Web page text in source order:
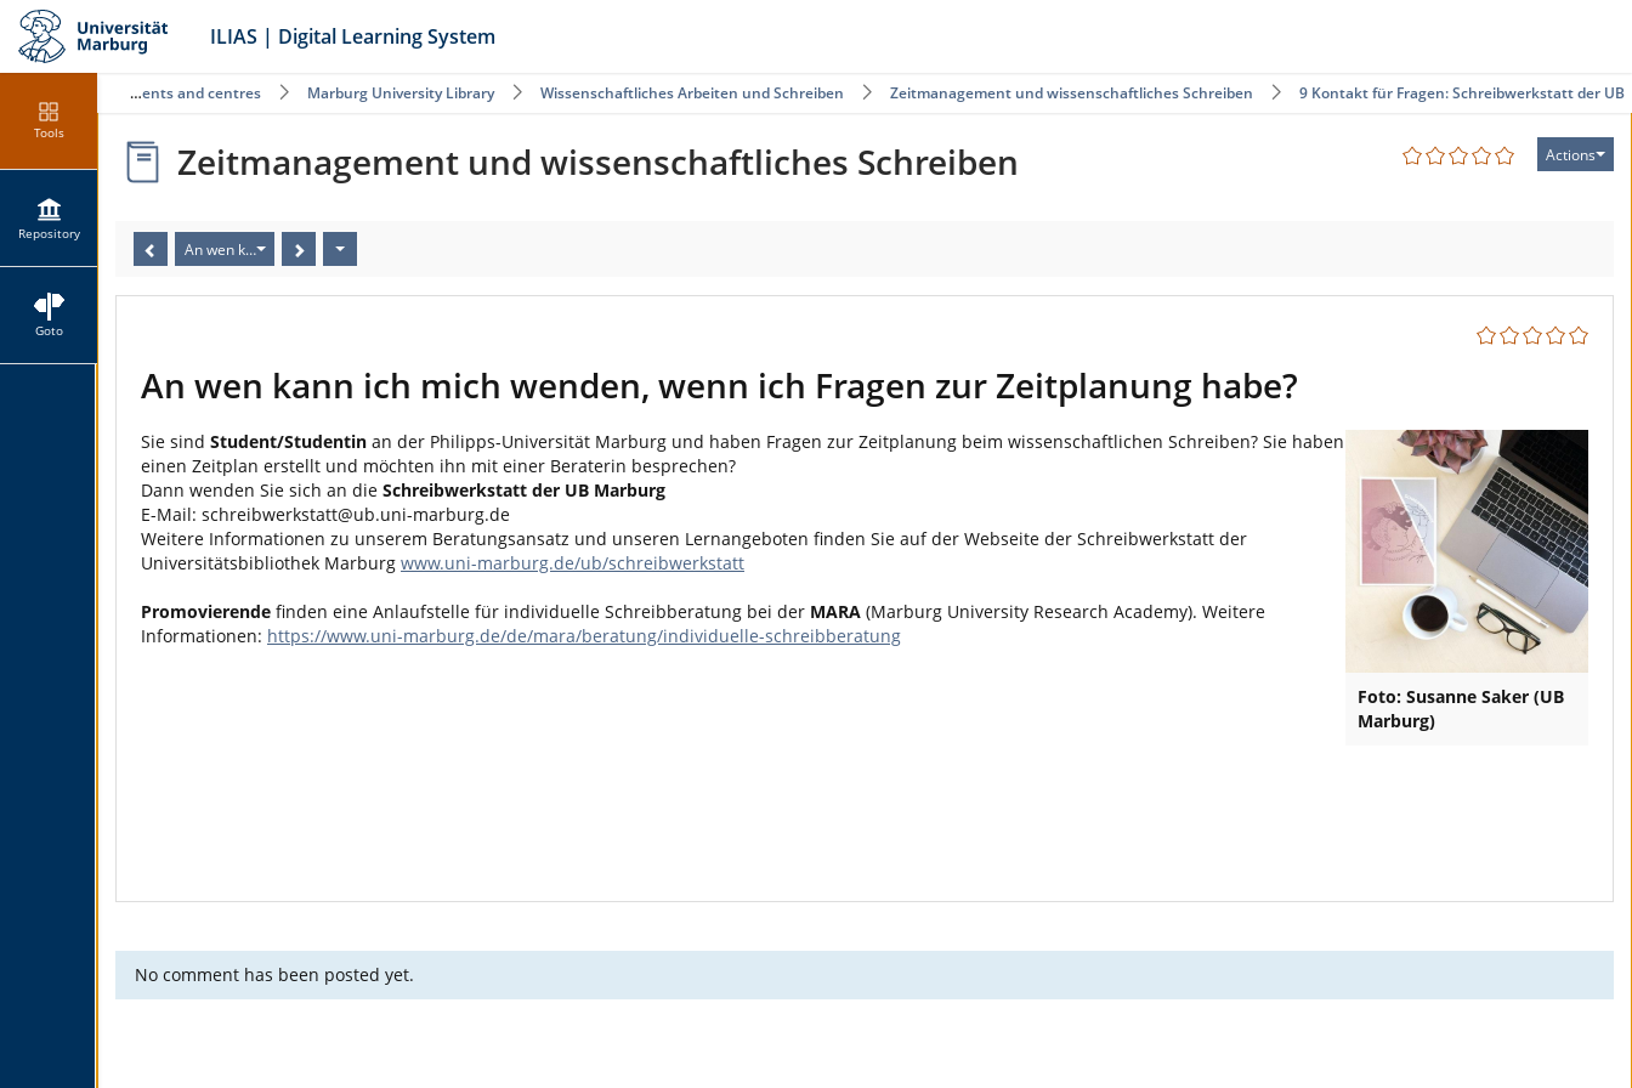
ILIAS | Digital Learning System
Tools
Repository
Goto
Public offerings of the departments and centres Marburg University Library Wissenschaftliches Arbeiten und Schreiben Zeitmanagement und wissenschaftliches Schreiben 9 Kontakt für Fragen: Schreibwerkstatt der UB
Actions
Zeitmanagement und wissenschaftliches Schreiben
An wen kann ich mich wenden, wenn ich Fragen zur Zeitplanung habe?
An wen kann ich mich wenden, wenn ich Fragen zur Zeitplanung habe?
Foto: Susanne Saker (UB
Marburg)
Sie sind Student/Studentin an der Philipps-Universität Marburg und haben Fragen zur Zeitplanung beim wissenschaftlichen Schreiben? Sie haben
einen Zeitplan erstellt und möchten ihn mit einer Beraterin besprechen?
Dann wenden Sie sich an die Schreibwerkstatt der UB Marburg
E-Mail: schreibwerkstatt@ub.uni-marburg.de
Weitere Informationen zu unserem Beratungsansatz und unseren Lernangeboten finden Sie auf der Webseite der Schreibwerkstatt der
Universitätsbibliothek Marburg www.uni-marburg.de/ub/schreibwerkstatt
Promovierende finden eine Anlaufstelle für individuelle Schreibberatung bei der MARA (Marburg University Research Academy). Weitere
Informationen: https://www.uni-marburg.de/de/mara/beratung/individuelle-schreibberatung
No comment has been posted yet.